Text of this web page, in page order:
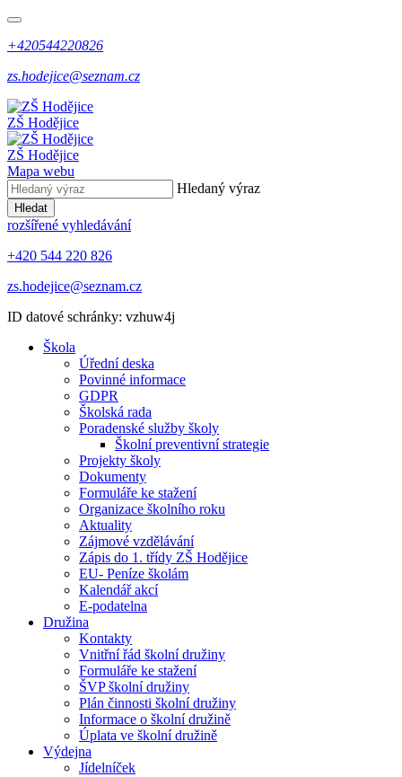
+420544220826
zs.hodejice@seznam.cz
ZŠ Hodějice
ZŠ Hodějice
Mapa webu
Hledaný výraz
Hledat
rozšířené vyhledávání
+420 544 220 826
zs.hodejice@seznam.cz
ID datové schránky: vzhuw4j
Škola
Úřední deska
Povinné informace
GDPR
Školská rada
Poradenské služby školy
Školní preventivní strategie
Projekty školy
Dokumenty
Formuláře ke stažení
Organizace školního roku
Aktuality
Zájmové vzdělávání
Zápis do 1. třídy ZŠ Hodějice
EU- Peníze školám
Kalendář akcí
E-podatelna
Družina
Kontakty
Vnitřní řád školní družiny
Formuláře ke stažení
ŠVP školní družiny
Plán činnosti školní družiny
Informace o školní družině
Úplata ve školní družině
Výdejna
Jídelníček